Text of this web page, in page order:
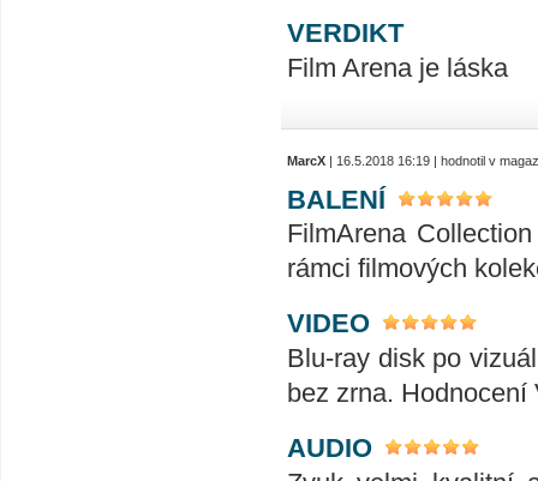
VERDIKT
Film Arena je láska
MarcX | 16.5.2018 16:19 | hodnotil v
BALENÍ
FilmArena
rámci filmových
VIDEO
Blu-ray disk po
bez zrna. Hodnocení
AUDIO